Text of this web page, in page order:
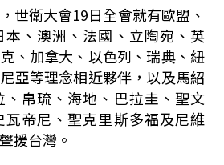
世衛大會19日全會就有歐盟、
、澳洲、法國、立陶宛、英
、加拿大、以色列、瑞典、紐
亞等理念相近夥伴，以及馬紹
帛琉、海地、巴拉圭、聖文
帝尼、聖克里斯多福及尼維
援台灣。